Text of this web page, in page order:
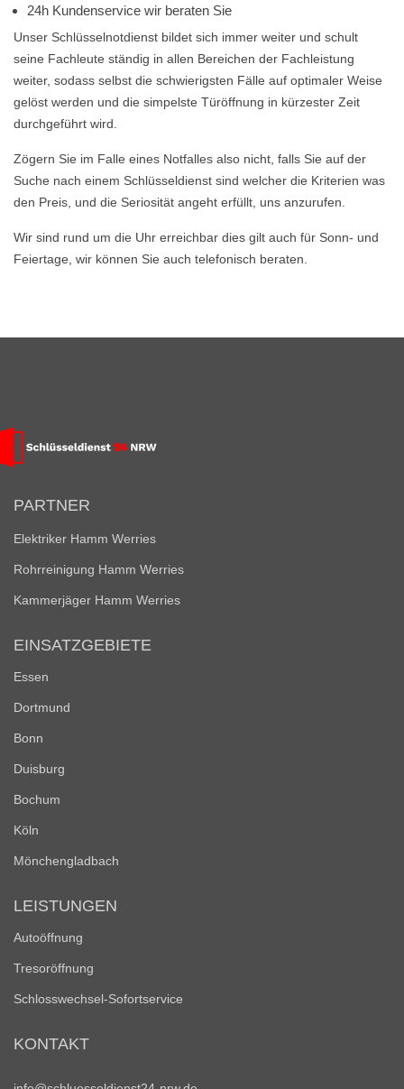
24h Kundenservice wir beraten Sie
Unser Schlüsselnotdienst bildet sich immer weiter und schult
seine Fachleute ständig in allen Bereichen der Fachleistung
weiter, sodass selbst die schwierigsten Fälle auf optimaler Weise
gelöst werden und die simpelste Türöffnung in kürzester Zeit
durchgeführt wird.
Zögern Sie im Falle eines Notfalles also nicht, falls Sie auf der
Suche nach einem Schlüsseldienst sind welcher die Kriterien was
den Preis, und die Seriosität angeht erfüllt, uns anzurufen.
Wir sind rund um die Uhr erreichbar dies gilt auch für Sonn- und
Feiertage, wir können Sie auch telefonisch beraten.
PARTNER
Elektriker Hamm Werries
Rohrreinigung Hamm Werries
Kammerjäger Hamm Werries
EINSATZGEBIETE
Essen
Dortmund
Bonn
Duisburg
Bochum
Köln
Mönchengladbach
LEISTUNGEN
Autoöffnung
Tresoröffnung
Schlosswechsel-Sofortservice
KONTAKT